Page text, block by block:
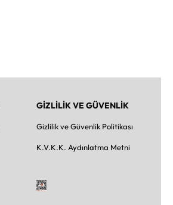
GİZLİLİK VE GÜVENLİK
Gizlilik ve Güvenlik Politikası
K.V.K.K. Aydınlatma Metni